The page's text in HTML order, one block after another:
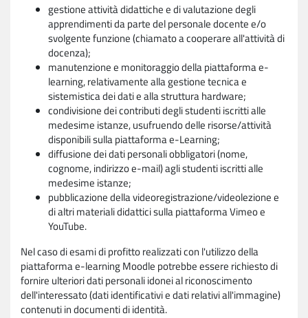
gestione attività didattiche e di valutazione degli
apprendimenti da parte del personale docente e/o
svolgente funzione (chiamato a cooperare all'attività di
docenza);
manutenzione e monitoraggio della piattaforma e-
learning, relativamente alla gestione tecnica e
sistemistica dei dati e alla struttura hardware;
condivisione dei contributi degli studenti iscritti alle
medesime istanze, usufruendo delle risorse/attività
disponibili sulla piattaforma e-Learning;
diffusione dei dati personali obbligatori (nome,
cognome, indirizzo e-mail) agli studenti iscritti alle
medesime istanze;
pubblicazione della videoregistrazione/videolezione e
di altri materiali didattici sulla piattaforma Vimeo e
YouTube.
Nel caso di esami di profitto realizzati con l'utilizzo della
piattaforma e-learning Moodle potrebbe essere richiesto di
fornire ulteriori dati personali idonei al riconoscimento
dell'interessato (dati identificativi e dati relativi all'immagine)
contenuti in documenti di identità.